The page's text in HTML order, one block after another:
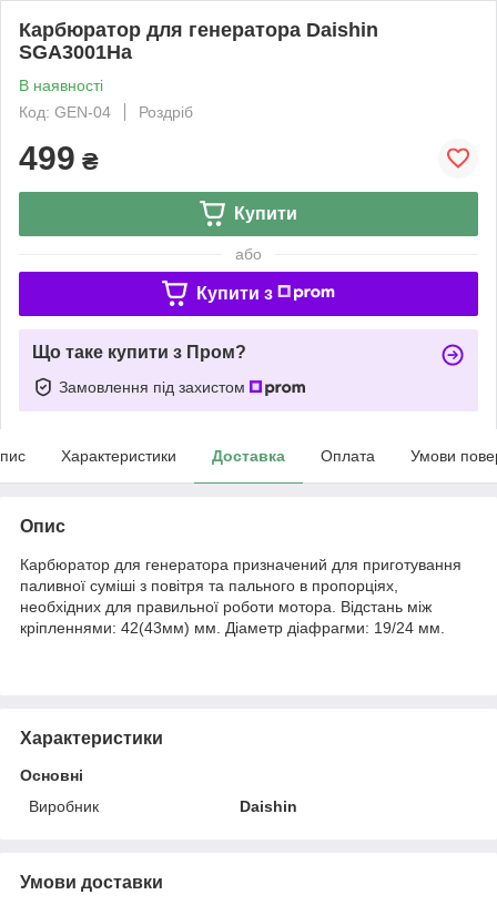
Карбюратор для генератора Daishin
SGA3001Ha
В наявності
Код: GEN-04
Роздріб
499 ₴
Купити
або
Купити з
Що таке купити з Пром?
Замовлення під захистом
Характеристики Доставка Оплата Умови
Опис
Карбюратор для генератора призначений для приготування
паливної суміші з повітря та пального в пропорціях,
необхідних для правильної роботи мотора. Відстань між
кріпленнями: 42(43мм) мм. Діаметр діафрагми: 19/24 мм.
Характеристики
Основні
Виробник
Daishin
Умови доставки